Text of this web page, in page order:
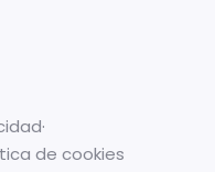
·
de cookies